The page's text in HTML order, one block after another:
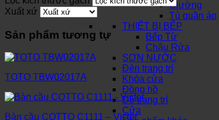
Giường
Tủ quần áo
THIẾT BỊ BẾP
Bếp Từ
Chậu Rửa
SƠN NƯỚC
Đèn trang trí
Khóa cửa
Đồng hồ
Đồ trang trí
Cửa
Xuất xứ
Sản phẩm tương tự
TOTO TBW02017A
Bàn cầu COTTO C1111 – Victor